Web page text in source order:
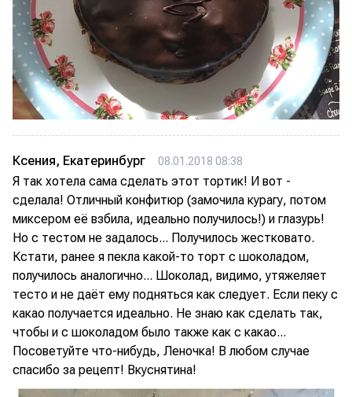
Ксения, Екатеринбург 08.01.2018 08:38
Я так хотела сама сделать этот тортик! И вот -
сделала! Отличный конфитюр (замочила курагу, потом
миксером её взбила, идеально получилось!) и глазурь!
Но с тестом не задалось... Получилось жестковато.
Кстати, ранее я пекла какой-то торт с шоколадом,
получилось аналогично... Шоколад, видимо, утяжеляет
тесто и не даёт ему подняться как следует. Если пеку с
какао получается идеально. Не знаю как сделать так,
чтобы и с шоколадом было также как с какао...
Посоветуйте что-нибудь, Леночка! В любом случае
спасибо за рецепт! Вкуснятина!